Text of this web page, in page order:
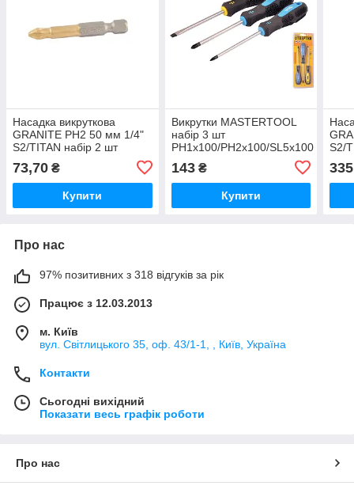
Насадка викруткова
GRANITE PH2 50 мм 1/4"
S2/TITAN набір 2 шт
73,70 ₴
Купити
Викрутки MASTERTOOL
набір 3 шт
PH1х100/PH2х100/SL5х100
143₴
Купити
S2/
335
Про нас
97% позитивних з 318 відгуків за рік
Працює з 12.03.2013
м. Київ
вул. Світлицького 35, оф. 43/1-1, , Київ, Україна
Контакти
Сьогодні вихідний
Показати весь графік роботи
Про нас